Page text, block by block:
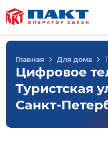
Главная Для дома
Цифровое
Туристская
Санкт-